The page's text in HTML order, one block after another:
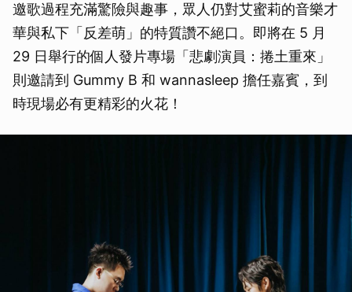
邀歌過程充滿驚險與趣事，眾人仍對艾蜜莉的音樂才
華與私下「反差萌」的特質讚不絕口。即將在 5 月
29 日舉行的個人發片專場「悲劇演員：捲土重來」
則邀請到 Gummy B 和 wannasleep 擔任嘉賓，到
時現場必有更精彩的火花！